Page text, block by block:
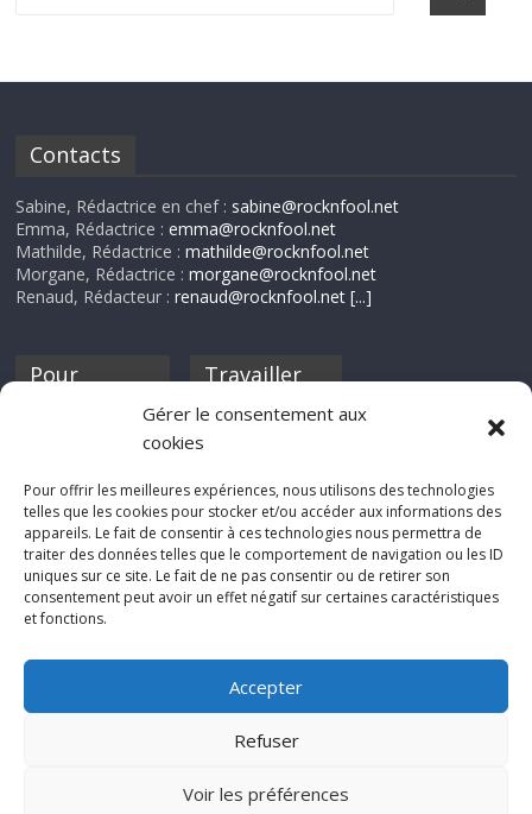
Gérer le consentement aux
cookies
Pour offrir les meilleures expériences, nous utilisons des technologies
telles que les cookies pour stocker et/ou accéder aux informations des
appareils. Le fait de consentir à ces technologies nous permettra de
traiter des données telles que le comportement de navigation ou les ID
uniques sur ce site. Le fait de ne pas consentir ou de retirer son
consentement peut avoir un effet négatif sur certaines caractéristiques
et fonctions.
Accepter
Refuser
Voir les préférences
Contacts
Sabine, Rédactrice en chef : sabine@rocknfool.net
Emma, Rédactrice :emma@rocknfool.net
Mathilde, Rédactrice :mathilde@rocknfool.net
Morgane, Rédactrice :morgane@rocknfool.net
Renaud, Rédacteur :renaud@rocknfool.net [...]
Pour
discothèque
Travailler
Si tu souhaites
Rocknfool, n'hésite
pas à nous envoyer
tes chroniques de
concerts, de films,
séries ou des billets
d'humeur :
net